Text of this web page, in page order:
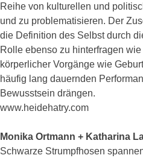
Reihe von kulturellen und
und zu problematisieren. Der
die Definition des Selbst durch
Rolle ebenso zu hinterfragen
körperlicher Vorgänge wie
häufig lang dauernden
Bewusstsein drängen.
www.heidehatry.com
Monika Ortmann + Katharina
Schwarze Strumpfhosen